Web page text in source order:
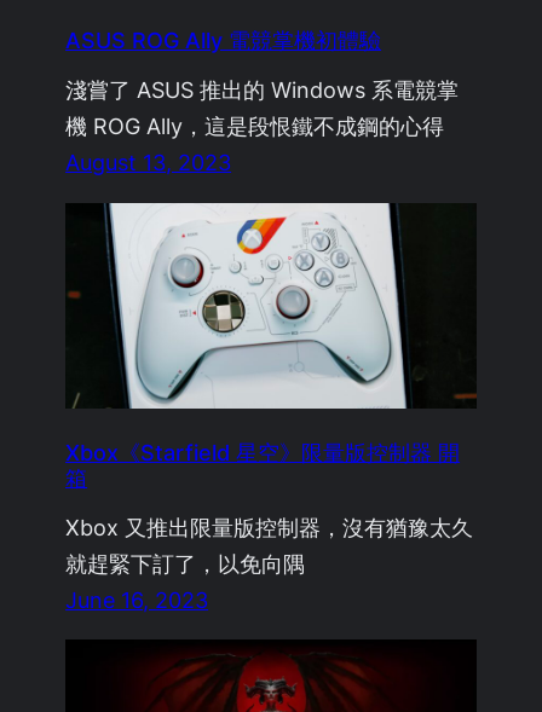
ASUS ROG Ally 電競掌機初體驗
淺嘗了 ASUS 推出的 Windows 系電競掌
機 ROG Ally，這是段恨鐵不成鋼的心得
August 13, 2023
Xbox《Starfield 星空》限量版控制器 開
箱
Xbox 又推出限量版控制器，沒有猶豫太久
就趕緊下訂了，以免向隅
June 16, 2023